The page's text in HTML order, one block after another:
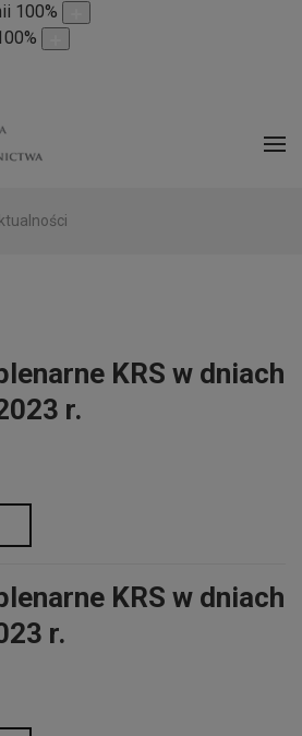
100%
%
KRS w dniach
r.
KRS w dniach
r.